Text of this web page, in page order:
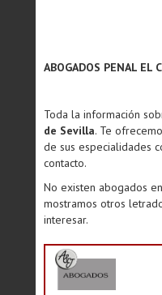
ABOGADOS PENAL EL
Toda la información
de Sevilla. Te
de sus especialidades
contacto.
No existen abogados
mostramos otros
interesar.